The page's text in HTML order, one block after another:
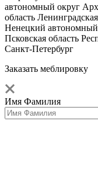
автономный округ
область
Ненецкий
Псковская область
Санкт-Петербург
Заказать меблировку
Имя Фамилия